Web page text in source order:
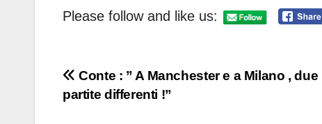
Please follow and like us:
Navigazione
articoli
Conte : ” A Manchester e a Milano , due
partite differenti !”